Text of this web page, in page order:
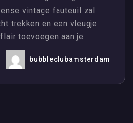
vintage fauteuil zal
trekken en een vleugje
toevoegen aan je
bubbleclubamsterdam